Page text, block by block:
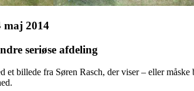
seriøse afdeling
et billede fra Søren Rasch, der viser – eller